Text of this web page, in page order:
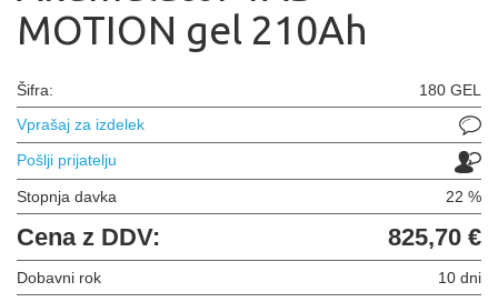
MOTION gel 210Ah
Šifra:
180 GEL
Vprašaj za izdelek
Pošlji prijatelju
Stopnja davka 22 %
Cena z DDV: 825,70 €
Dobavni rok
10 dni